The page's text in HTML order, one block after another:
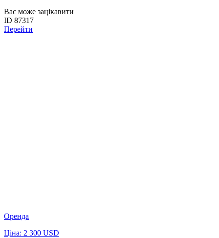
Вас може зацікавити
ID 87317
Перейти
Оренда
Ціна: 2 300 USD